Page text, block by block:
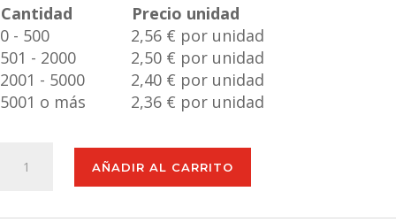
Cantidad
Precio unidad
0 - 500
2,56 € por unidad
501 - 2000
2,50 € por unidad
2001 - 5000
2,40 € por unidad
5001 o más
2,36 € por unidad
Amber
AÑADIR AL CARRITO